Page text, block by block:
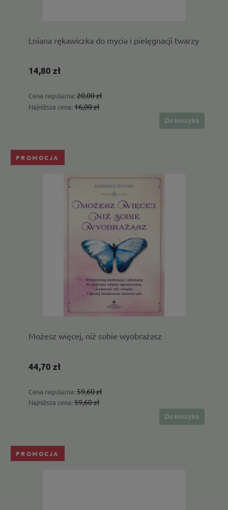
Lniana rękawiczka do mycia i pielęgnacji twarzy
14,80 zł
Cena regularna: 20,00 zł
Najniższa cena: 16,00 zł
Do koszyka
Możesz więcej, niż sobie wyobrażasz
44,70 zł
Cena regularna: 59,60 zł
Najniższa cena: 59,60 zł
Do koszyka
PROMOCJA
PROMOCJA